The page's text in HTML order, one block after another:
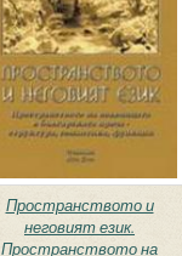
Пространството и
неговият език.
Пространството на